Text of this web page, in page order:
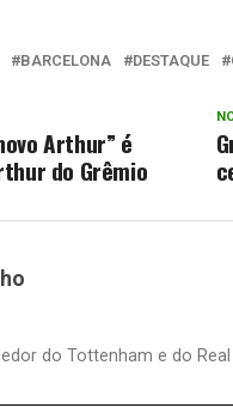
BARCELONA DESTAQUE
Arthur” é
do Grêmio
do Tottenham e do